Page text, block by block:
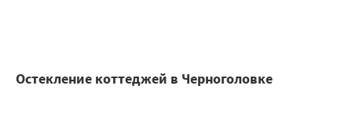
Остекление коттеджей в Черноголовке